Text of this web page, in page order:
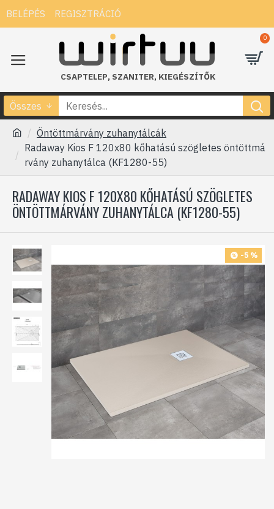
BELÉPÉS REGISZTRÁCIÓ
CSAPTELEP, SZANITER, KIEGÉSZÍTŐK
0
Összes
Öntöttmárvány zuhanytálcák
Radaway Kios F 120x80 kőhatású szögletes öntöttmá
rvány zuhanytálca (KF1280-55)
RADAWAY KIOS F 120X80 KŐHATÁSÚ SZÖGLETES
ÖNTÖTTMÁRVÁNY ZUHANYTÁLCA (KF1280-55)
-5 %